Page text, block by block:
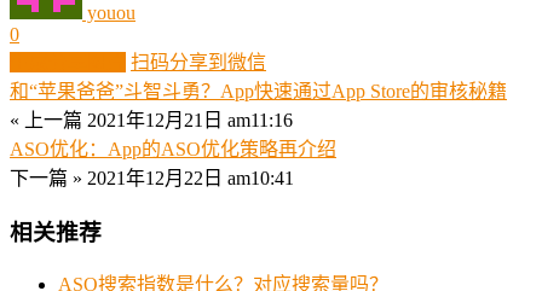
youou
0
扫码分享到微信
和“苹果爸爸”斗智斗勇？App快速通过App Store的审核秘籍
« 上一篇 2021年12月21日 am11:16
ASO优化：App的ASO优化策略再介绍
下一篇 » 2021年12月22日 am10:41
相关推荐
ASO搜索指数是什么？对应搜索量吗？